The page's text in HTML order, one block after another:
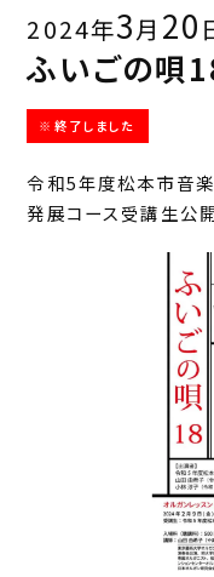
2024年3月 20
ふいごの唄
※終了しました
令和5年度松本市音楽
発展コース受講生公